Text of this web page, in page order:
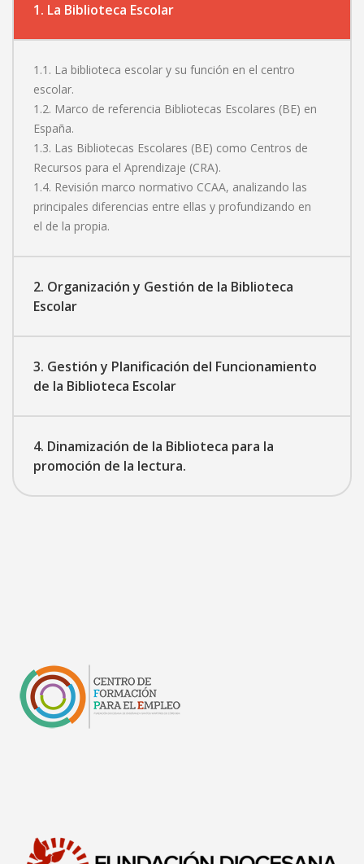
1. La Biblioteca Escolar
1.1. La biblioteca escolar y su función en el centro
escolar.
1.2. Marco de referencia Bibliotecas Escolares (BE) en
España.
1.3. Las Bibliotecas Escolares (BE) como Centros de
Recursos para el Aprendizaje (CRA).
1.4. Revisión marco normativo CCAA, analizando las
principales diferencias entre ellas y profundizando en
el de la propia.
2. Organización y Gestión de la Biblioteca
Escolar
3. Gestión y Planificación del Funcionamiento
de la Biblioteca Escolar
4. Dinamización de la Biblioteca para la
promoción de la lectura.